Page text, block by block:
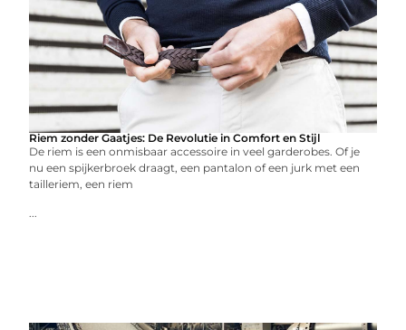
Riem zonder Gaatjes: De Revolutie in Comfort en Stijl
De riem is een onmisbaar accessoire in veel garderobes. Of je
nu een spijkerbroek draagt, een pantalon of een jurk met een
tailleriem, een riem
...